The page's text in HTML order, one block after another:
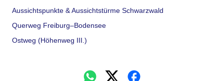
Aussichtspunkte & Aussichtstürme Schwarzwald
Querweg Freiburg–Bodensee
Ostweg (Höhenweg III.)